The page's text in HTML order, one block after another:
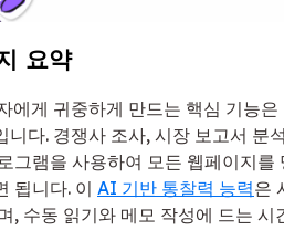
요약
에게 귀중하게 만드는 핵심 기능
니다. 경쟁사 조사, 시장 보고서 분
그램을 사용하여 모든 웹페이지를
됩니다. 이 AI 기반 통찰력 능력은
, 수동 읽기와 메모 작성에 드는 시